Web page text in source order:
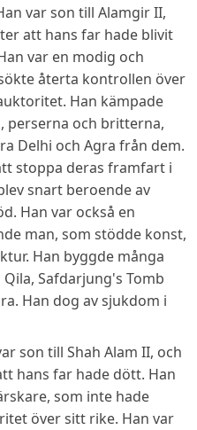
var son till Alamgir II,
att hans far hade blivit
var en modig och
återta kontrollen över
Han kämpade
perserna och britterna,
Delhi och Agra från dem.
stoppa deras framfart i
snart beroende av
Han var också en
man, som stödde konst,
Han byggde många
Safdarjung's Tomb
Han dog av sjukdom i
son till Shah Alam II, och
hans far hade dött. Han
som inte hade
över sitt rike. Han var